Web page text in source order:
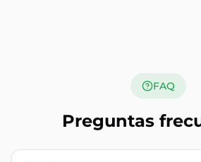
FAQ
Preguntas